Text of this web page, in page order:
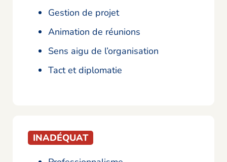
Gestion de projet
Animation de réunions
Sens aigu de l’organisation
Tact et diplomatie
INADÉQUAT